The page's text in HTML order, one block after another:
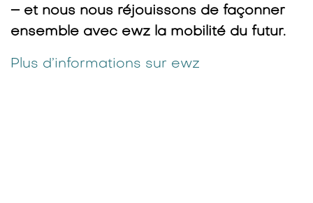
– et nous nous réjouissons de façonner
ensemble avec ewz la mobilité du futur.
Plus d’informations sur ewz